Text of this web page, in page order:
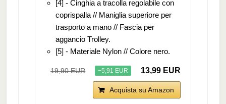
[4] - Cinghia a tracolla regolabile con
coprispalla // Maniglia superiore per
trasporto a mano // Fascia per
aggancio Trolley.
[5] - Materiale Nylon // Colore nero.
19,90 EUR −5,91 EUR 13,99 EUR
Acquista su Amazon